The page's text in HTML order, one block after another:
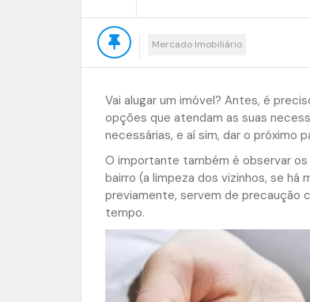
Mercado Imobiliário
Vai alugar um imóvel? Antes, é
opções que atendam as suas
necessárias, e aí sim, dar o próximo
O importante também é observar
bairro (a limpeza dos vizinhos, se há
previamente, servem de precaução
tempo.